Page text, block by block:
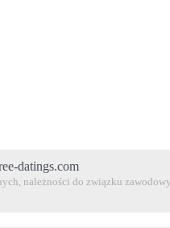
datings.com
należności do związku